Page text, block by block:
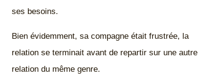
ses besoins.
Bien évidemment, sa compagne était frustrée, la
relation se terminait avant de repartir sur une autre
relation du même genre.